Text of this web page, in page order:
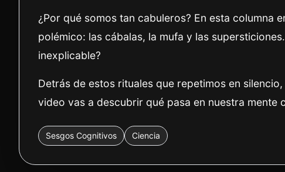
¿Por qué somos tan cabuleros? En esta columna
polémico: las cábalas, la mufa y las
inexplicable?
Detrás de estos rituales que repetimos en
video vas a descubrir qué pasa en nuestra mente
Sesgos Cognitivos Ciencia